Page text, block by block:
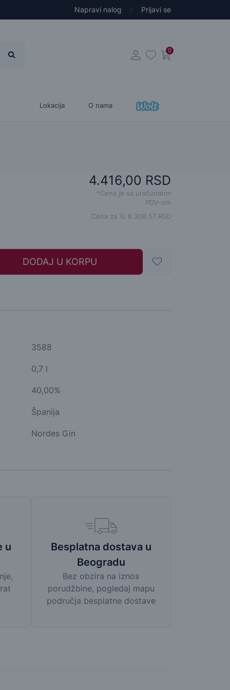
Napravi nalog Prijavi se
0
Lokacija O nama
4.416,00 RSD
*Cena je sa uračunatim
PDV-om
Cena za 1L 6.308,57 RSD
DODAJ U KORPU
3588
0,7 l
40,00%
Španija
Nordes Gin
u
Besplatna dostava u
Beogradu
Bez obzira na iznos
porudžbine, pogledaj mapu
područja besplatne dostave